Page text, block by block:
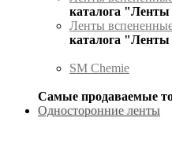
каталога
Ленты
каталога "Ленты
SM Chemie
Самые продаваемые
Односторонние ленты